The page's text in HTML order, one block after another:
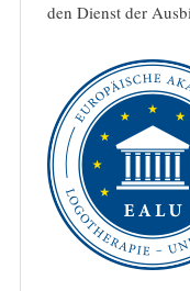
den Dienst der